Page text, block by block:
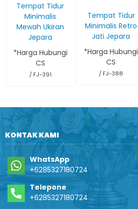
Tempat Tidur
Minimalis
Mewah Ukiran
Jepara
*Harga Hubungi
CS
/ FJ-391
Tempat Tidur
Minimalis Retro
Jati Jepara
*Harga Hubungi
CS
/ FJ-388
KONTAK KAMI
WhatsApp
+6285327180724
Telepone
+6285327180724